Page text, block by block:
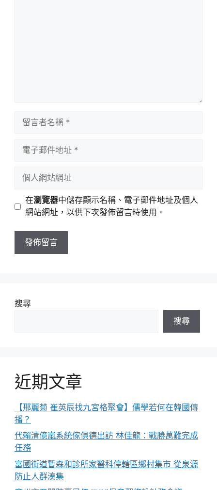
址
站
址
在瀏覽器中儲存顯示名稱、電子郵件地址及個人
網站網址，以供下次發佈留言時使用。
搜尋
搜尋
近期文章
【邢麗菊 崔英辰找九宮格聚會】儒學若何在韓國傳
播？
代賴清億嵐系統傢俱德出訪 林佳龍：戰勝萬難完成
任務
富國街道暫森和診所家醫科停轄區鄉村集市 從泉源
防止人群湊集